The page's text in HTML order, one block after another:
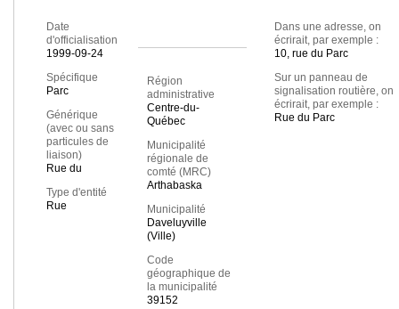
Date
d'officialisation
1999-09-24
Spécifique
Parc
Générique
(avec ou sans
particules de
liaison)
Rue du
Type d'entité
Rue
Région
administrative
Centre-du-
Québec
Municipalité
régionale de
comté (MRC)
Arthabaska
Municipalité
Daveluyville
(Ville)
Code
géographique de
la municipalité
39152
Dans une adresse, on
écrirait, par exemple :
10, rue du Parc
Sur un panneau de
signalisation routière, on
écrirait, par exemple :
Rue du Parc